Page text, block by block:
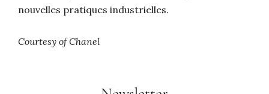
nouvelles pratiques industrielles.
Courtesy of Chanel